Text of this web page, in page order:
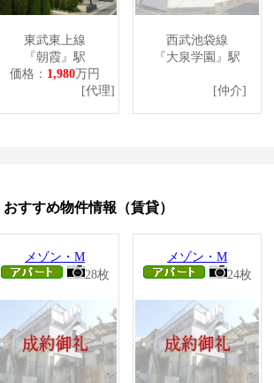
東武東上線
『朝霞』駅
価格： 1,980万円
[代理]
西武池袋線
『大泉学園』駅
[仲介]
おすすめ物件情報（賃貸）
メゾン・M
28枚
メゾン・M
24枚